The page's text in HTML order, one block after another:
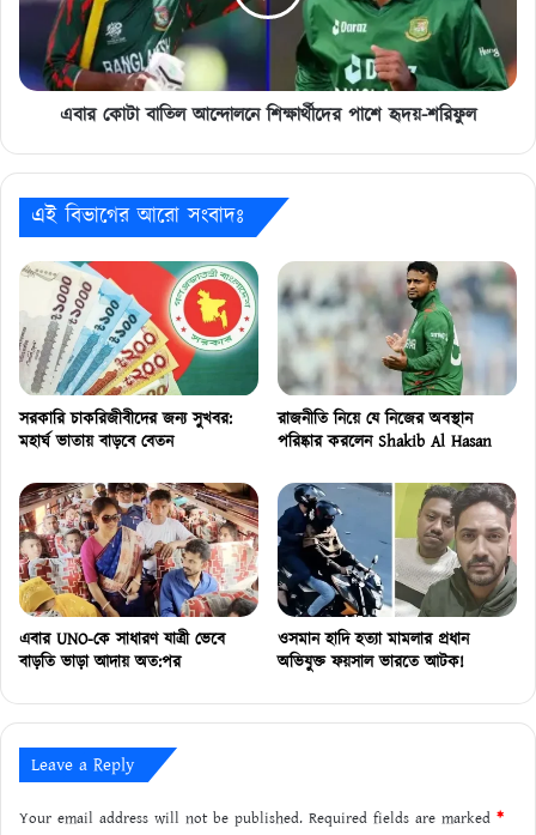
হৃদয়-
শরিফুল
এবার কোটা বাতিল আন্দোলনে শিক্ষার্থীদের পাশে হৃদয়-শরিফুল
এই বিভাগের আরো সংবাদঃ
সরকারি চাকরিজীবীদের জন্য সুখবর:
মহার্ঘ ভাতায় বাড়বে বেতন
রাজনীতি নিয়ে যে নিজের অবস্থান
পরিষ্কার করলেন Shakib Al Hasan
এবার UNO-কে সাধারণ যাত্রী ভেবে
বাড়তি ভাড়া আদায় অত:পর
ওসমান হাদি হত্যা মামলার প্রধান
অভিযুক্ত ফয়সাল ভারতে আটক!
Leave a Reply
Your email address will not be published. Required fields are marked *